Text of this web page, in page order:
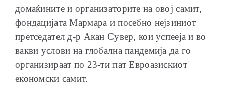
ОБРАЌАЊА
домаќините и организаторите на овој самит,
фондацијата Мармара и посебно нејзиниот
претседател д-р Акан Сувер, кои успееја и во
вакви услови на глобална пандемија да го
организираат по 23-ти пат Евроазискиот
економски самит.